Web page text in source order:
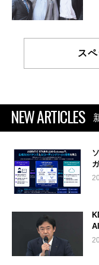
ス
NEW ARTICLES